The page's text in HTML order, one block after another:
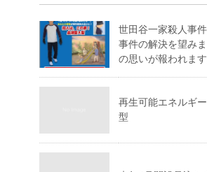
世田谷一家殺人事
事件の解決を望み
の思いが報われます
再生可能エネルギ
型